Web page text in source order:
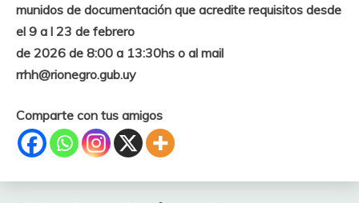
munidos de documentación que acredite requisitos desde
el 9 a l 23 de febrero
de 2026 de 8:00 a 13:30hs o al mail
rrhh@rionegro.gub.uy
Comparte con tus amigos